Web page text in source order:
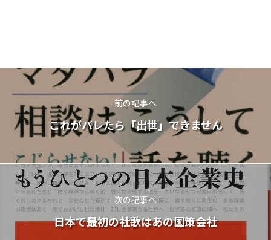
前の記事へ
これがバレたら「出世」できません
次の記事へ
日本で最初の社歌はあの国策会社